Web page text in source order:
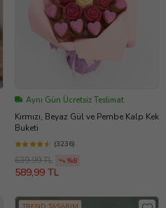
Aynı Gün Ücretsiz Teslimat
Kırmızı, Beyaz Gül ve Pembe Kalp Kek
Buketi
(3236)
639,99 TL %8
589,99 TL